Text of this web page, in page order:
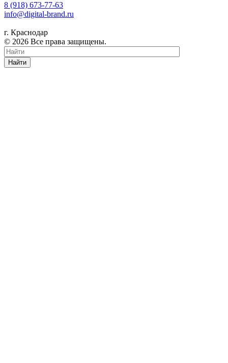
8 (918) 673-77-63
info@digital-brand.ru
г. Краснодар
© 2026 Все права защищены.
Найти